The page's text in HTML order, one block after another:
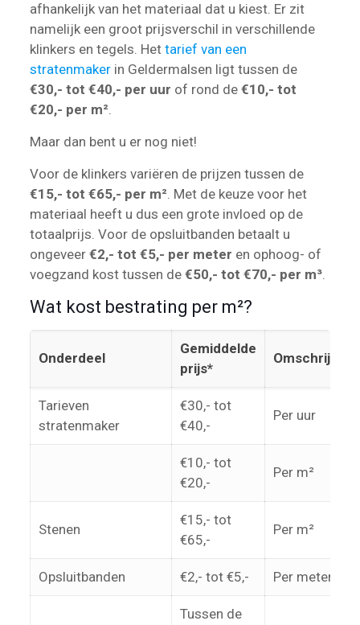
afhankelijk van het materiaal dat u kiest. Er zit
namelijk een groot prijsverschil in verschillende
klinkers en tegels. Het tarief van een
stratenmakerin Geldermalsen ligt tussen de
€30,- tot €40,- per uur of rond de €10,- tot
€20,- per m².
Maar dan bent u er nog niet!
Voor de klinkers variëren de prijzen tussen de
€15,- tot €65,- per m². Met de keuze voor het
materiaal heeft u dus een grote invloed op de
totaalprijs. Voor de opsluitbanden betaalt u
ongeveer €2,- tot €5,- per meter en ophoog- of
voegzand kost tussen de €50,- tot €70,- per m³.
Wat kost bestrating per m²?
Onderdeel
Gemiddelde
prijs*
Omschrijving
Tarieven
stratenmaker
€30,- tot
€40,-
Per uur
€10,- tot
€20,-
Per m²
Stenen
€15,- tot
€65,-
Per m²
Opsluitbanden €2,- tot €5,- Per meter
Tussen de